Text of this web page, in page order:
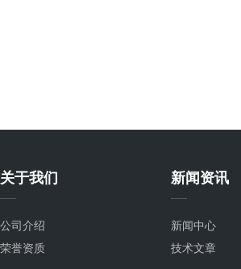
关于我们
公司介绍
荣誉资质
新闻资讯
新闻中心
技术文章